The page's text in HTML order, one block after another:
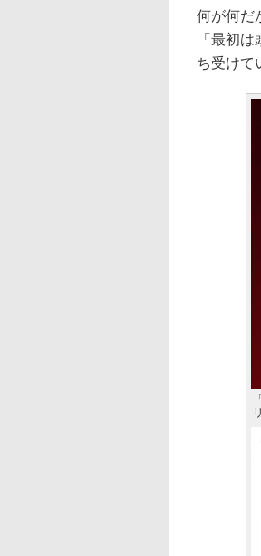
何が何だ
「最初
ち受けて